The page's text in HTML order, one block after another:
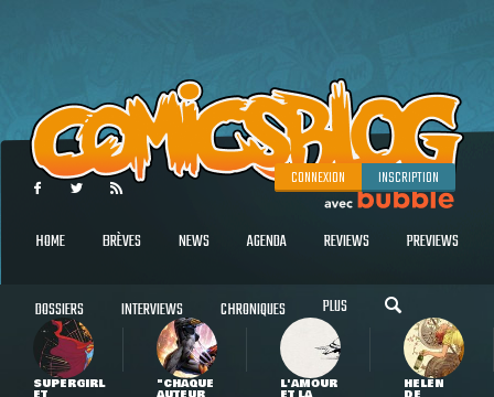
CONNEXION INSCRIPTION
HOME BRÈVES NEWS AGENDA REVIEWS PREVIEWS
DOSSIERS INTERVIEWS CHRONIQUES PLUS
SUPERGIRL "CHAQUE L'AMOUR HELEN